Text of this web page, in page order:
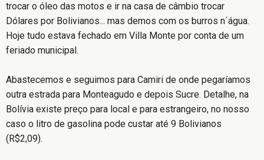
trocar o óleo das motos e ir na casa de câmbio trocar
Dólares por Bolivianos... mas demos com os burros n´água.
Hoje tudo estava fechado em Villa Monte por conta de um
feriado municipal.
Abastecemos e seguimos para Camiri de onde pegaríamos
outra estrada para Monteagudo e depois Sucre. Detalhe, na
Bolívia existe preço para local e para estrangeiro, no nosso
caso o litro de gasolina pode custar até 9 Bolivianos
(R$2,09).